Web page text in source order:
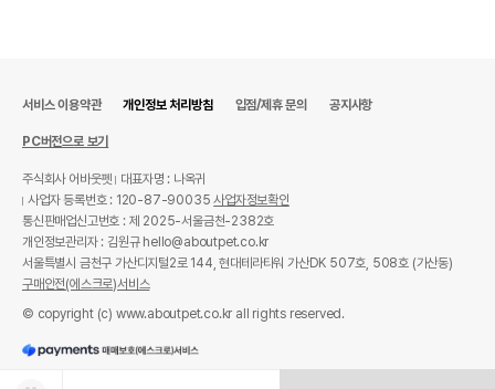
서비스 이용약관 개인정보 처리방침 입점/제휴 문의 공지사항
PC버전으로 보기
주식회사 어바웃펫
대표자명 : 나옥귀
사업자 등록번호 : 120-87-90035사업자정보확인
통신판매업신고번호 : 제 2025-서울금천-2382호
개인정보관리자 : 김원규 hello@aboutpet.co.kr
서울특별시 금천구 가산디지털2로 144, 현대테라타워 가산DK 507호, 508호 (가산동)
구매안전(에스크로)서비스
© copyright (c) www.aboutpet.co.kr all rights reserved.